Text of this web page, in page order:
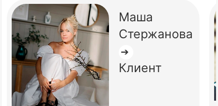
Маша
Стержанова
➔
Клиент